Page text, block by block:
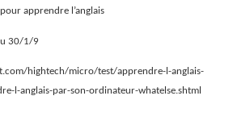
apprendre l’anglais
30/1/9
hightech/micro/test/apprendre-l-anglais-
l-anglais-par-son-ordinateur-whatelse.shtml